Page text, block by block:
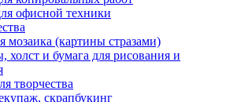
офисной техники
мозаика (картины стразами)
холст и бумага для рисования и
творчества
скрапбукинг